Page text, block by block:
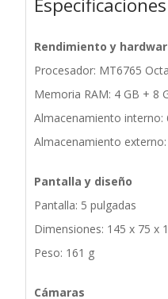
Especificaciones
Rendimiento y
Procesador: MT6765
Memoria RAM: 4 GB + 8
Almacenamiento interno:
Almacenamiento
Pantalla y diseño
Pantalla: 5 pulgadas
Dimensiones: 145 x 75 x
Peso: 161 g
Cámaras